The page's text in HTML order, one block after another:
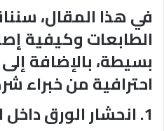
في هذا المقال،
الطابعات وكيفية
بسيطة، بالإضافة
احترافية من خبراء
1. انحشار الورق داخل الطابعة